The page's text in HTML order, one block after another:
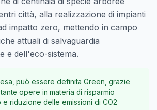
città, alla realizzazione di impianti
impatto zero, mettendo in campo
attuali di salvaguardia
e dell'eco-sistema.
può essere definita Green, grazie
opere in materia di risparmio
riduzione delle emissioni di CO2